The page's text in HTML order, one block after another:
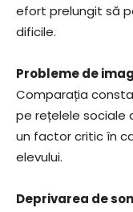
efort prelungit să
dificile.
Probleme de
Comparația
pe rețelele sociale
un factor critic în
elevului.
Deprivarea de